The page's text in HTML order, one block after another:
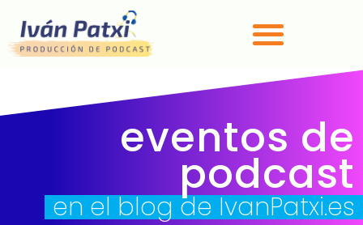
eventos de
podcast
en el blog de IvanPatxi.es